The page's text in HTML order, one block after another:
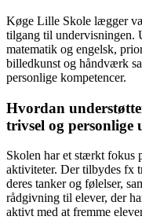
Køge Lille Skole lægger
tilgang til undervisningen.
matematik og engelsk,
billedkunst og håndværk
personlige kompetencer.
Hvordan
trivsel og personlige
Skolen har et stærkt fokus
aktiviteter. Der tilbydes fx
deres tanker og følelser,
rådgivning til elever, der
aktivt med at fremme